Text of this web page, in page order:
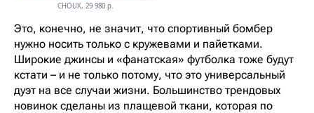
CHOUX, 29 980 р.
Это, конечно, не значит, что спортивный бомбер
нужно носить только с кружевами и пайетками.
Широкие джинсы и «фанатская» футболка тоже будут
кстати – и не только потому, что это универсальный
дуэт на все случаи жизни. Большинство трендовых
новинок сделаны из плащевой ткани, которая по